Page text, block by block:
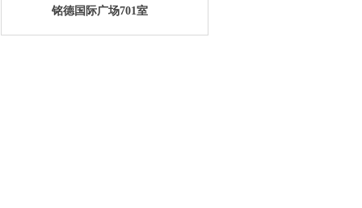
铭德国际广场701室